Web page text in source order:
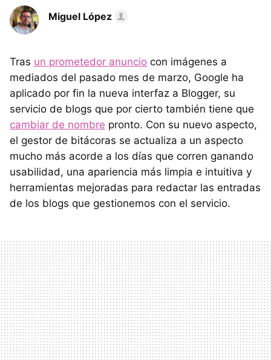
Miguel López
Tras un prometedor anuncio con imágenes a
mediados del pasado mes de marzo, Google ha
aplicado por fin la nueva interfaz a Blogger, su
servicio de blogs que por cierto también tiene que
cambiar de nombre pronto. Con su nuevo aspecto,
el gestor de bitácoras se actualiza a un aspecto
mucho más acorde a los días que corren ganando
usabilidad, una apariencia más limpia e intuitiva y
herramientas mejoradas para redactar las entradas
de los blogs que gestionemos con el servicio.